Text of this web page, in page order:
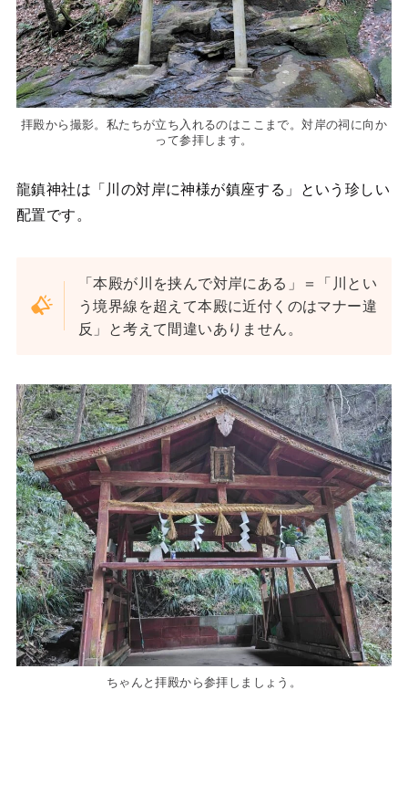
拝殿から撮影。私たちが立ち入れるのはここまで。対岸の祠に向か
って参拝します。
龍鎮神社は「川の対岸に神様が鎮座する」という珍しい
配置です。
「本殿が川を挟んで対岸にある」＝「川とい
う境界線を超えて本殿に近付くのはマナー違
反」と考えて間違いありません。
ちゃんと拝殿から参拝しましょう。